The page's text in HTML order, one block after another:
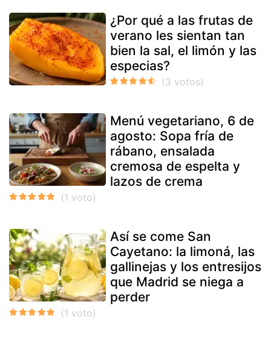
¿Por qué a las frutas de
verano les sientan tan
bien la sal, el limón y las
especias?
Menú vegetariano, 6 de
agosto: Sopa fría de
rábano, ensalada
cremosa de espelta y
lazos de crema
Así se come San
Cayetano: la limoná, las
gallinejas y los entresijos
que Madrid se niega a
perder